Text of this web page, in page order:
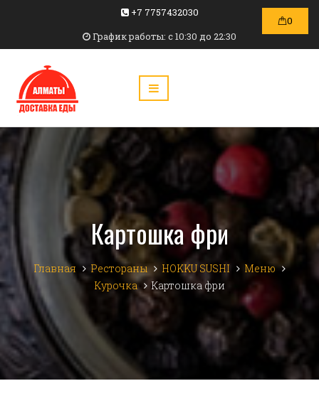
+7 7757432030
График работы: c 10:30 до 22:30
0
Картошка фри
Главная Рестораны HOKKU SUSHI
Меню
Курочка
Картошка фри